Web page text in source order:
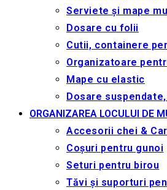
Serviete și mape
Dosare cu folii
Cutii, containere
Organizatoare
Mape cu elastic
Dosare
ORGANIZAREA LOCULUI DE
Accesorii chei &
Coșuri pentru gunoi
Seturi pentru birou
Tăvi și suporturi